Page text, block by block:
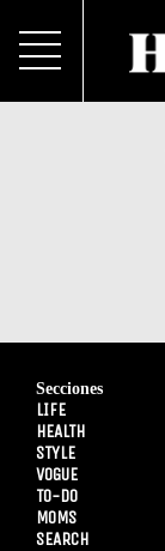
Secciones
LIFE
HEALTH
STYLE
VOGUE
TO-DO
MOMS
SEARCH